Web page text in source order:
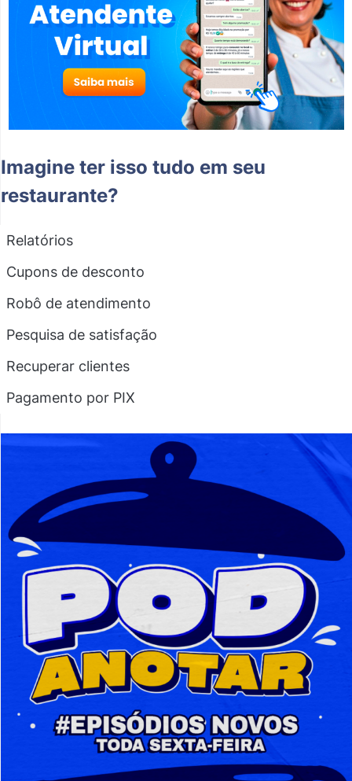
Imagine ter isso tudo em seu
restaurante?
Relatórios
Cupons de desconto
Robô de atendimento
Pesquisa de satisfação
Recuperar clientes
Pagamento por PIX